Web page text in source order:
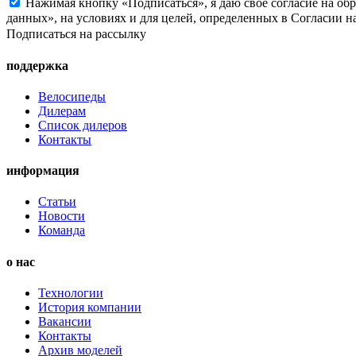
Нажимая кнопку «Подписаться», я даю свое согласие на
данных», на условиях и для целей, определенных в Согласии
Подписаться на рассылку
поддержка
Велосипеды
Дилерам
Список дилеров
Контакты
информация
Статьи
Новости
Команда
о нас
Технологии
История компании
Вакансии
Контакты
Архив моделей